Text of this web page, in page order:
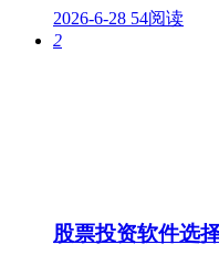
2026-6-28 54阅读
2
股票投资软件选